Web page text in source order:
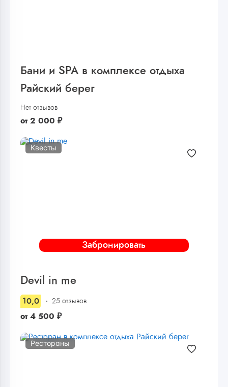
Бани и SPA в комплексе отдыха
Райский берег
Нет отзывов
от 2 000 ₽
Забронировать
Квесты
Devil in me
10,0 25 отзывов
от 4 500 ₽
Рестораны